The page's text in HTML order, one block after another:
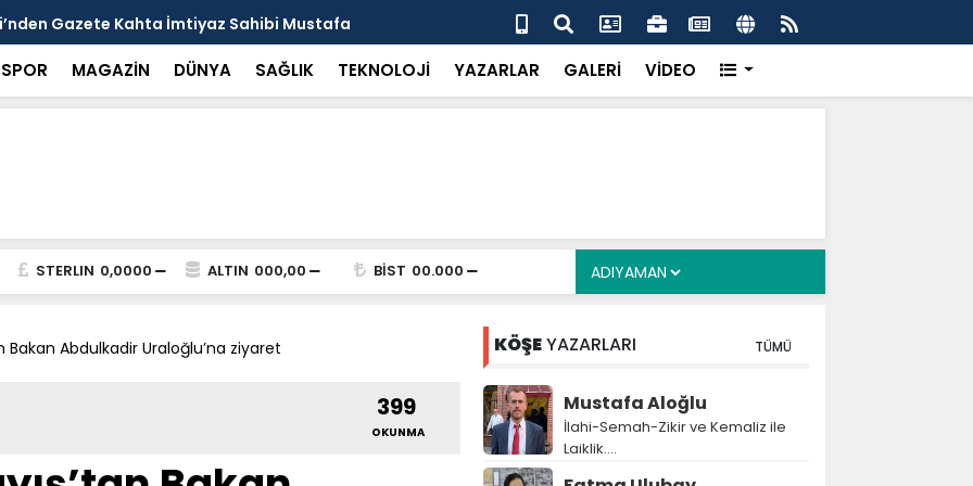
Güneşten Korunmayı Alışkanlık Haline Haliliye’de her gün 4 bin 898 vatandaşa sıcak yemek
SPOR MAGAZİN DÜNYA SAĞLIK TEKNOLOJİ YAZARLAR GALERİ VİDEO
STERLIN 0,0000 ALTIN 000,00 BİST 00.000
Bakan Abdulkadir Uraloğlu’na ziyaret
399
OKUNMA
KÖŞEYAZARLARI TÜMÜ
Mustafa Aloğlu
İlahi-Semah-Zikir ve Kemaliz ile
Laiklik….